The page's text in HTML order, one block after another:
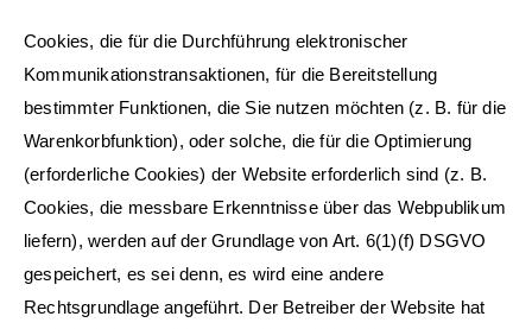
Cookies, die für die Durchführung elektronischer
Kommunikationstransaktionen, für die Bereitstellung
bestimmter Funktionen, die Sie nutzen möchten (z. B. für die
Warenkorbfunktion), oder solche, die für die Optimierung
(erforderliche Cookies) der Website erforderlich sind (z. B.
Cookies, die messbare Erkenntnisse über das Webpublikum
liefern), werden auf der Grundlage von Art. 6(1)(f) DSGVO
gespeichert, es sei denn, es wird eine andere
Rechtsgrundlage angeführt. Der Betreiber der Website hat